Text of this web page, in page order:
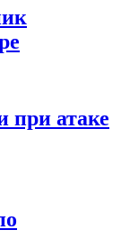
при атаке